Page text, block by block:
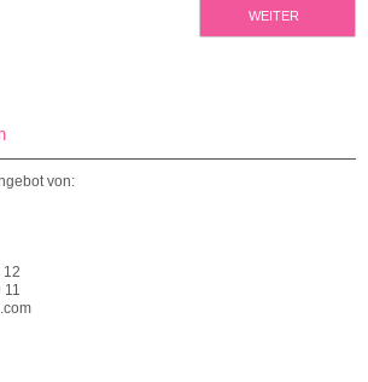
WEITER
von:
12
11